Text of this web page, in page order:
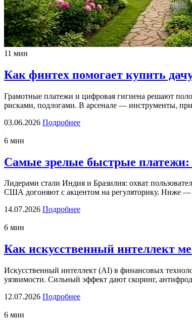
11 мин
Как финтех помогает купить
Грамотные платежи и цифровая гигиена решают
рисками, подлогами. В арсенале — инструменты,
03.06.2026 Подробнее
6 мин
Самые зрелые быстрые
Лидерами стали Индия и Бразилия: охват
США догоняют с акцентом на регуляторику. Ниже
14.07.2026 Подробнее
6 мин
Как искусственный интеллект
Искусственный интеллект (AI) в финансовых
уязвимости. Сильный эффект дают скоринг,
12.07.2026 Подробнее
6 мин